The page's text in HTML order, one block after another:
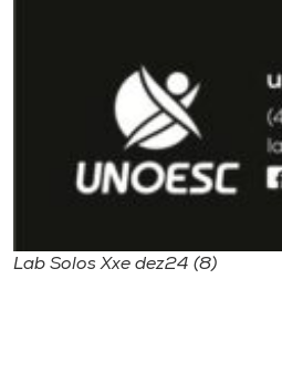
Lab Solos Xxe dez24 (8)